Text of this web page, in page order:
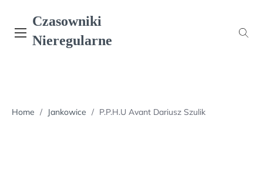
content
Czasowniki
Nieregularne
Home / Jankowice / P.P.H.U Avant Dariusz Szulik